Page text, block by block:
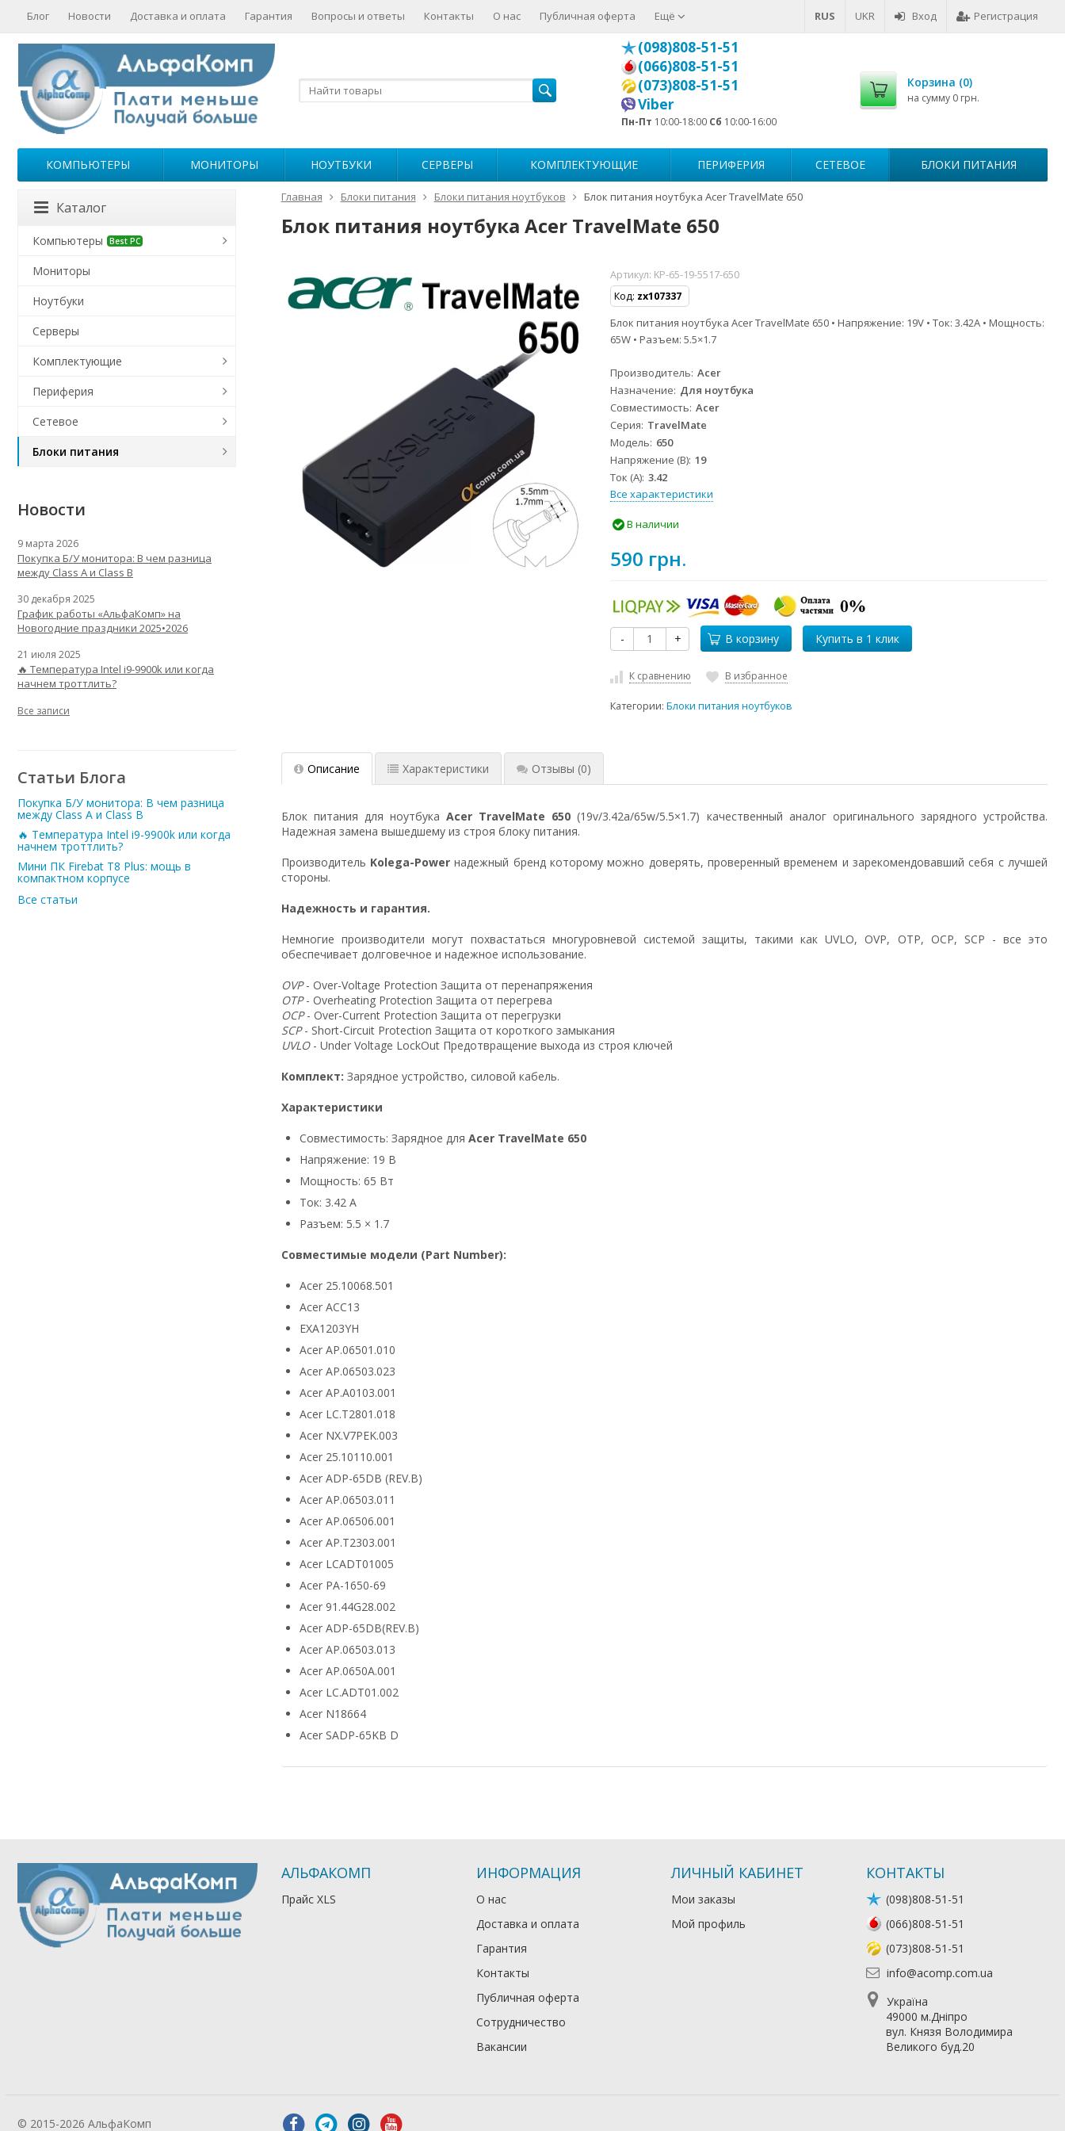
RUS UKR Вход Регистрация
Блог Новости Доставка и оплата Гарантия Вопросы и ответы Контакты О нас Публичная оферта Ещё
(098)808-51-51
(066)808-51-51
(073)808-51-51
Viber
Пн-Пт 10:00-18:00 Сб 10:00-16:00
Корзина (0)
на сумму 0 грн.
КОМПЬЮТЕРЫ МОНИТОРЫ НОУТБУКИ СЕРВЕРЫ КОМПЛЕКТУЮЩИЕ ПЕРИФЕРИЯ СЕТЕВОЕ БЛОКИ ПИТАНИЯ
Главная Блоки питания Блоки питания ноутбуков Блок питания ноутбука Acer TravelMate 650
Блок питания ноутбука Acer TravelMate 650
Артикул: KP-65-19-5517-650
Код: zx107337
Блок питания ноутбука Acer TravelMate 650 • Напряжение: 19V • Ток: 3.42A • Мощность:
65W • Разъем: 5.5×1.7
Производитель Acer
Назначение Для ноутбука
Совместимость Acer
Серия TravelMate
Модель 650
Напряжение (В) 19
Ток (А) 3.42
Все характеристики
В наличии
590 грн.
- + В корзину
К сравнению В избранное
Категории:Блоки питания ноутбуков
Описание Характеристики Отзывы (0)
Блок питания для ноутбука Acer TravelMate 650 (19v/3.42a/65w/5.5×1.7) качественный аналог оригинального зарядного устройства.
Надежная замена вышедшему из строя блоку питания.
Производитель Kolega-Powerнадежный бренд которому можно доверять, проверенный временем и зарекомендовавший себя с лучшей
стороны.
Надежность и гарантия.
Немногие производители могут похвастаться многуровневой системой защиты, такими как UVLO, OVP, OTP, OCP, SCP - все это
обеспечивает долговечное и надежное использование.
OVP- Over-Voltage Protection Защита от перенапряжения
OTP- Overheating Protection Защита от перегрева
OCP- Over-Current Protection Защита от перегрузки
SCP- Short-Circuit Protection Защита от короткого замыкания
UVLO- Under Voltage LockOut Предотвращение выхода из строя ключей
Комплект: Зарядное устройство, силовой кабель.
Характеристики
Совместимость: Зарядное для Acer TravelMate 650
Напряжение: 19 В
Мощность: 65 Вт
Ток: 3.42 А
Разъем: 5.5 × 1.7
Совместимые модели (Part Number):
Acer 25.10068.501
Acer ACC13
EXA1203YH
Acer AP.06501.010
Acer AP.06503.023
Acer AP.A0103.001
Acer LC.T2801.018
Acer NX.V7PEK.003
Acer 25.10110.001
Acer ADP-65DB (REV.B)
Acer AP.06503.011
Acer AP.06506.001
Acer AP.T2303.001
Acer LCADT01005
Acer PA-1650-69
Acer 91.44G28.002
Acer ADP-65DB(REV.B)
Acer AP.06503.013
Acer AP.0650A.001
Acer LC.ADT01.002
Acer N18664
Acer SADP-65KB D
Каталог
Компьютеры Best PC
Мониторы
Ноутбуки
Серверы
Комплектующие
Периферия
Сетевое
Блоки питания
Новости
9 марта 2026
Покупка Б/У монитора: В чем разница
между Class A и Class B
30 декабря 2025
График работы «АльфаКомп» на
Новогодние праздники 2025•2026
21 июля 2025
🔥 Температура Intel i9-9900k или когда
начнем троттлить?
Все записи
Статьи Блога
Покупка Б/У монитора: В чем разница
между Class A и Class B
🔥 Температура Intel i9-9900k или когда
начнем троттлить?
Мини ПК Firebat T8 Plus: мощь в
компактном корпусе
Все статьи
АЛЬФАКОМП
Прайс XLS
ИНФОРМАЦИЯ
О нас
Доставка и оплата
Гарантия
Контакты
Публичная оферта
Сотрудничество
Вакансии
ЛИЧНЫЙ КАБИНЕТ
Мои заказы
Мой профиль
КОНТАКТЫ
(098)808-51-51
(066)808-51-51
(073)808-51-51
info@acomp.com.ua
Україна
49000 м.Дніпро
вул. Князя Володимира
Великого буд.20
© 2015-2026 АльфаКомп